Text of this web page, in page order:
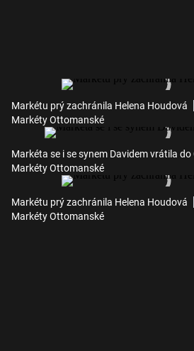
Markétu prý zachránila Helena Houdová
Markéty Ottomanské
Markéta se i se synem Davidem vrátila do
Markéty Ottomanské
Markétu prý zachránila Helena Houdová
Markéty Ottomanské